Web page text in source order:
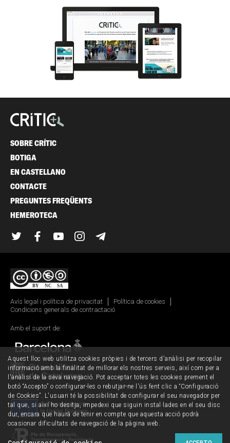
SOBRE CRÍTIC
BOTIGA
EN CASTELLANO
CONTACTE
PREGUNTES FREQÜENTS
HEMEROTECA
TwitterFacebook
YouTubeInstagram
Avís legal i política de privacitat
Política de cookies
Condicions generals de contractació
Amb el suport de:
Aquest lloc web utilitza cookies pròpies i de tercers d'anàlisi per recopilar
informació amb la finalitat de millorar els nostres serveis, així com per a
l'anàlisi de la seva navegació. Pot acceptar totes les cookies prement el
botó “Accepto” o configurar-les o rebutjar-ne l'ús fent clic a “Configuració
de Cookies”. L'usuari té la possibilitat de configurar el seu navegador per
tal que, si així ho desitja, impedexi que siguin instal·lades en el seu disc
dur, encara que haurà de tenir en compte que aquesta acció podrà
ocasionar dificultats de navegació de la pàgina web.